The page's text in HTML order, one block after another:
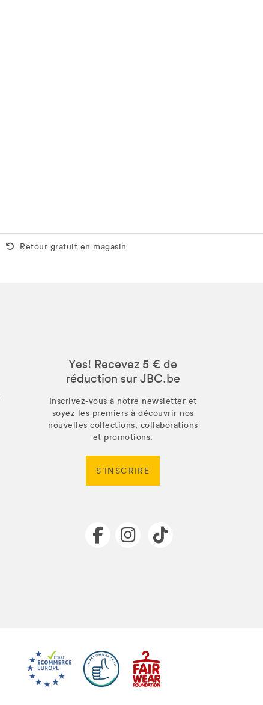
Retour gratuit aussi en magasin
Retour gratuit en magasin
Yes! Recevez 5 € de
réduction sur JBC.be
Inscrivez-vous à notre newsletter et
soyez les premiers à découvrir nos
nouvelles collections, collaborations
et promotions.
S’INSCRIRE